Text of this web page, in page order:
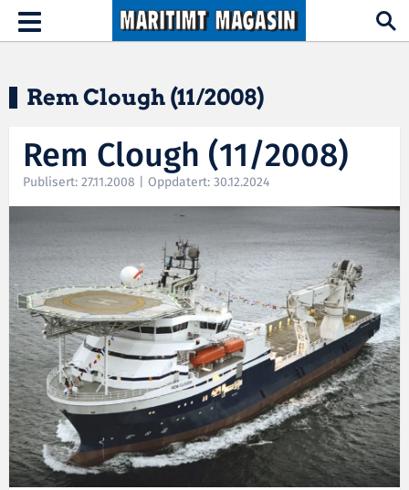
Hopp til hovedinnhold
Toggle
navigation
Rem Clough (11/2008)
Rem Clough (11/2008)
Publisert: 27.11.2008 | Oppdatert: 30.12.2024